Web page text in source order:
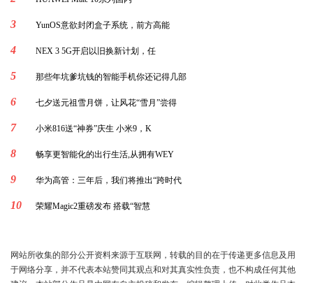
3 YunOS意欲封闭盒子系统，前方高能
4 NEX 3 5G开启以旧换新计划，任
5 那些年坑爹坑钱的智能手机你还记得几部
6 七夕送元祖雪月饼，让风花“雪月”尝得
7 小米816送“神券”庆生 小米9，K
8 畅享更智能化的出行生活,从拥有WEY
9 华为高管：三年后，我们将推出“跨时代
10 荣耀Magic2重磅发布 搭载“智慧
网站所收集的部分公开资料来源于互联网，转载的目的在于传递更多信息及用
于网络分享，并不代表本站赞同其观点和对其真实性负责，也不构成任何其他